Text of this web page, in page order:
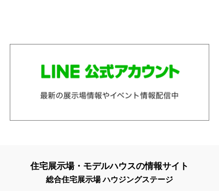
住宅展示場・モデルハウスの情報サイト
総合住宅展示場 ハウジングステージ